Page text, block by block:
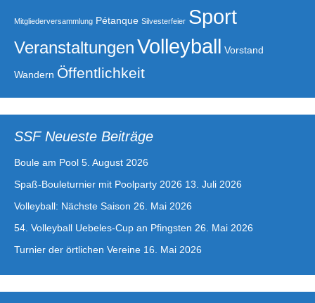
Mitgliederversammlung Pétanque Silvesterfeier Sport
VeranstaltungenVolleyball Vorstand
Wandern Öffentlichkeit
SSF Neueste Beiträge
Boule am Pool 5. August 2026
Spaß-Bouleturnier mit Poolparty 2026 13. Juli 2026
Volleyball: Nächste Saison 26. Mai 2026
54. Volleyball Uebeles-Cup an Pfingsten 26. Mai 2026
Turnier der örtlichen Vereine 16. Mai 2026